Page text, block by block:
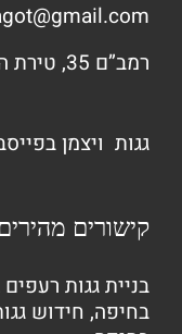
רמב”ם 35, טירת הכרמל
גגות ויצמן
קישורים
בניית גגות
בחיפה, חידוש